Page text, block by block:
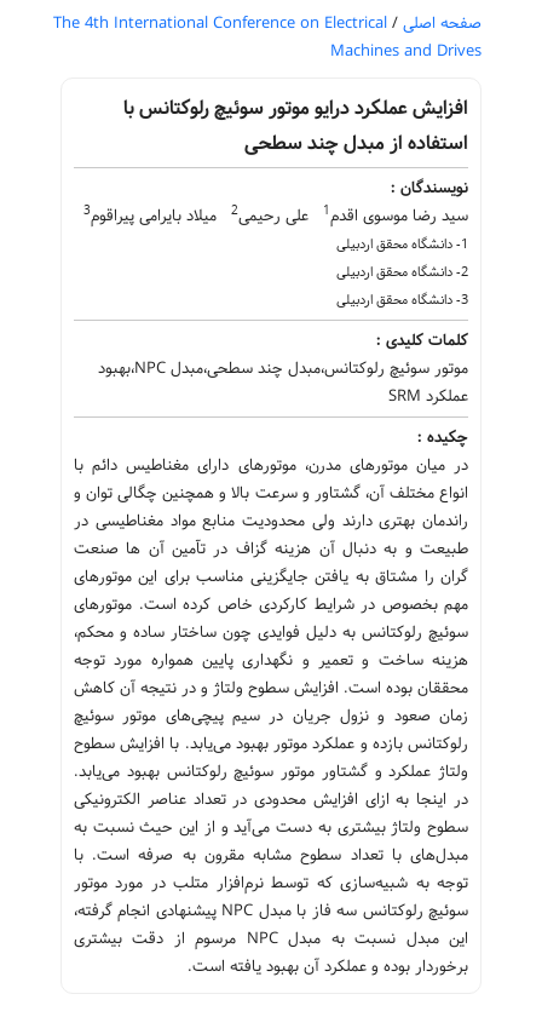
صفحه اصلی /
The 4th International Conference on Electrical
Machines and Drives
افزایش عملکرد درایو موتور سوئیچ رلوکتانس با
استفاده از مبدل چند سطحی
نویسندگان :
سید رضا موسوی اقدم1 علی رحیمی2 میلاد بایرامی پیراقوم3
1- دانشگاه محقق اردبیلی
2- دانشگاه محقق اردبیلی
3- دانشگاه محقق اردبیلی
کلمات کلیدی :
موتور سوئیچ رلوکتانس،مبدل چند سطحی،مبدل NPC،بهبود
عملکرد SRM
چکیده :
در میان موتورهای مدرن، موتور‌های دارای مغناطیس دائم با
انواع مختلف آن، گشتاور و سرعت بالا و همچنین چگالی توان و
راندمان بهتری دارند ولی محدودیت منابع مواد مغناطیسی در
طبیعت و به دنبال آن هزینه گزاف در تآمین آن ها صنعت
گران را مشتاق به یافتن جایگزینی مناسب برای این موتورهای
مهم بخصوص در شرایط کارکردی خاص کرده است. موتورهای
سوئیچ رلوکتانس به دلیل فوایدی چون ساختار ساده و محکم‌،
هزینه ساخت و تعمیر و نگهداری پایین همواره مورد توجه
محققان بوده است. افزایش سطوح ولتاژ و در نتیجه آن کاهش
زمان صعود و نزول جریان در سیم پیچی‌های موتور سوئیچ
رلوکتانس بازده و عملکرد موتور بهبود می‌یابد. با افزایش سطوح
ولتاژ عملکرد و گشتاور موتور سوئیچ رلوکتانس بهبود می‌یابد.
در اینجا به ازای افزایش محدودی در تعداد عناصر الکترونیکی
سطوح ولتاژ بیشتری به دست می‌آید و از این حیث نسبت به
مبدل‌های با تعداد سطوح مشابه مقرون به صرفه است. با
توجه به شبیه‌سازی که توسط نرم‌افزار متلب در مورد موتور
سوئیچ رلوکتانس سه فاز با مبدل NPC پیشنهادی انجام گرفته،
این مبدل نسبت به مبدل‌ NPC مرسوم از دقت بیشتری
برخوردار بوده و عملکرد آن بهبود یافته است.